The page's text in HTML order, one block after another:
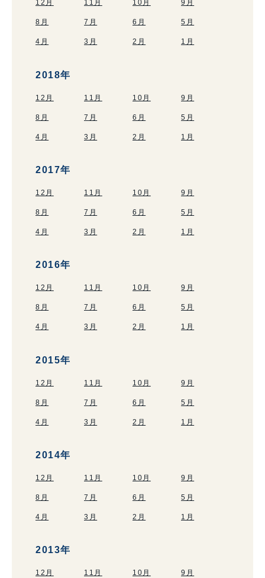
12月 11月 10月 9月
8月 7月 6月 5月
4月 3月 2月 1月
2018年
12月 11月 10月 9月
8月 7月 6月 5月
4月 3月 2月 1月
2017年
12月 11月 10月 9月
8月 7月 6月 5月
4月 3月 2月 1月
2016年
12月 11月 10月 9月
8月 7月 6月 5月
4月 3月 2月 1月
2015年
12月 11月 10月 9月
8月 7月 6月 5月
4月 3月 2月 1月
2014年
12月 11月 10月 9月
8月 7月 6月 5月
4月 3月 2月 1月
2013年
12月 11月 10月 9月